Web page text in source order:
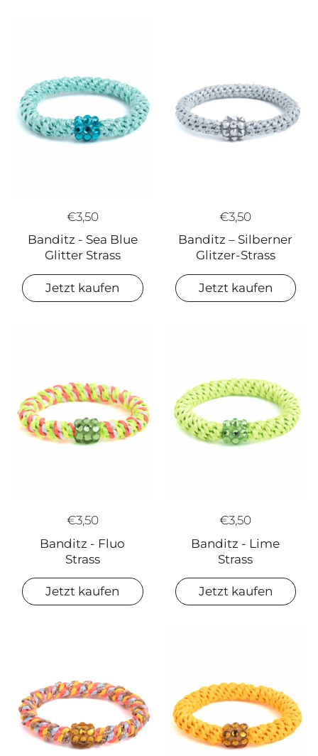
€3,50
Banditz - Sea Blue
Glitter Strass
Jetzt kaufen
€3,50
Banditz – Silberner
Glitzer-Strass
Jetzt kaufen
€3,50
Banditz - Fluo
Strass
Jetzt kaufen
€3,50
Banditz - Lime
Strass
Jetzt kaufen